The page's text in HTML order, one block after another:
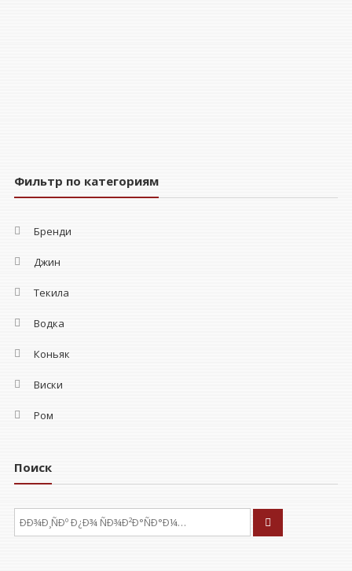
Фильтр по категориям
Бренди
Джин
Текила
Водка
Коньяк
Виски
Ром
Поиск
ÐÑÐºÐ°ÑÑ: